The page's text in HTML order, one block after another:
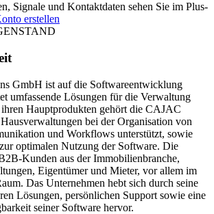
Signale und Kontaktdaten sehen Sie im Plus-
erstellen
GmbH ist auf die Softwareentwicklung
umfassende Lösungen für die Verwaltung
Hauptprodukten gehört die CAJAC
bei der Organisation von
und Workflows unterstützt, sowie
optimalen Nutzung der Software. Die
Kunden aus der Immobilienbranche,
Eigentümer und Mieter, vor allem im
Das Unternehmen hebt sich durch seine
Lösungen, persönlichen Support sowie eine
seiner Software hervor.